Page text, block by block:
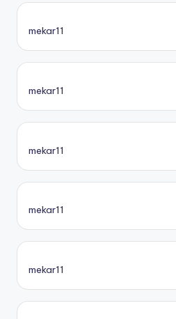
mekar11
mekar11
mekar11
mekar11
mekar11